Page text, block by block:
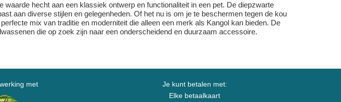
hecht aan een klassiek ontwerp en functionaliteit in een pet. De diepzwarte
aan diverse stijlen en gelegenheden. Of het nu is om je te beschermen tegen de kou
mix van traditie en moderniteit die alleen een merk als Kangol kan bieden. De
die op zoek zijn naar een onderscheidend en duurzaam accessoire.
met
Je kunt betalen met:
Elke betaalkaart